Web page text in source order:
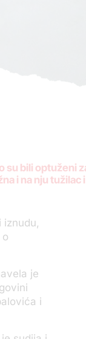
su bili optuženi
i na nju tužilac
iznudu,
je
i